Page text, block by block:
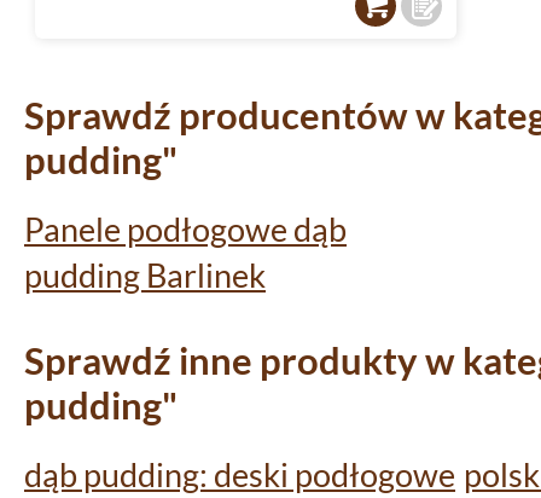
Sprawdź producentów w
pudding"
Panele podłogowe dąb
pudding Barlinek
Sprawdź inne produkty w
pudding"
dąb pudding: deski podłogowe